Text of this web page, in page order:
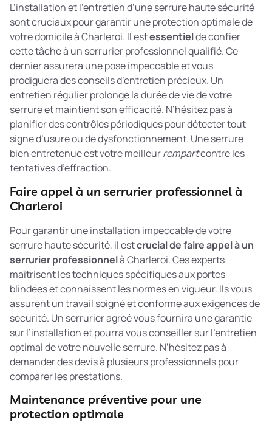
L’installation et l’entretien d’une serrure haute sécurité
sont cruciaux pour garantir une protection optimale de
votre domicile à Charleroi. Il estessentielde confier
cette tâche à un serrurier professionnel qualifié. Ce
dernier assurera une pose impeccable et vous
prodiguera des conseils d’entretien précieux. Un
entretien régulier prolonge la durée de vie de votre
serrure et maintient son efficacité. N’hésitez pas à
planifier des contrôles périodiques pour détecter tout
signe d’usure ou de dysfonctionnement. Une serrure
bien entretenue est votre meilleurrempartcontre les
tentatives d’effraction.
Faire appel à un serrurier professionnel à
Charleroi
Pour garantir une installation impeccable de votre
serrure haute sécurité, il estcrucial de faire appel à un
serrurier professionnelà Charleroi. Ces experts
maîtrisent les techniques spécifiques aux portes
blindées et connaissent les normes en vigueur. Ils vous
assurent un travail soigné et conforme aux exigences de
sécurité. Un serrurier agréé vous fournira une garantie
sur l’installation et pourra vous conseiller sur l’entretien
optimal de votre nouvelle serrure. N’hésitez pas à
demander des devis à plusieurs professionnels pour
comparer les prestations.
Maintenance préventive pour une
protection optimale